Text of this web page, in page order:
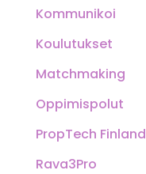
Kommunikoi
Koulutukset
Matchmaking
Oppimispolut
PropTech Finland
Rava3Pro